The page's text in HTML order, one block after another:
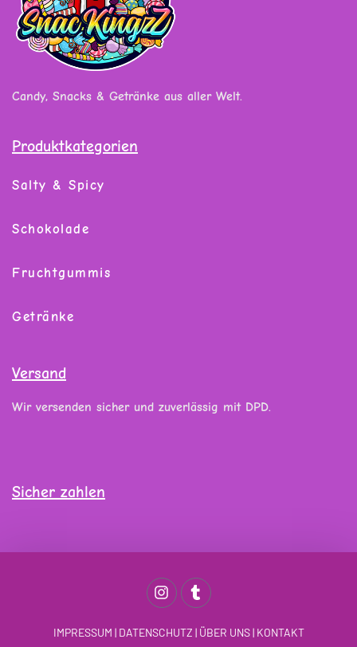
Candy, Snacks & Getränke aus aller Welt.
Produktkategorien
Salty & Spicy
Schokolade
Fruchtgummis
Getränke
Versand
Wir versenden sicher und zuverlässig mit DPD.
Sicher zahlen
IMPRESSUM | DATENSCHUTZ | ÜBER UNS| KONTAKT